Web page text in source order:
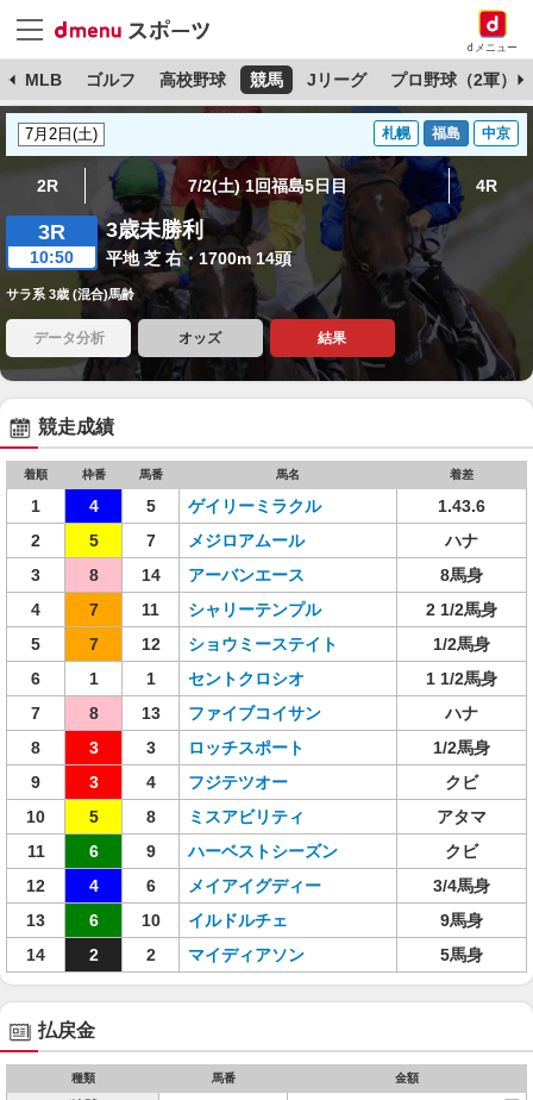
dメニュー
MLB ゴルフ 高校野球 競馬 Jリーグ プロ野球（2軍）
札幌 福島 中京
2R 7/2(土) 1回福島5日目 4R
3R
10:50
3歳未勝利
平地 芝 右・1700m 14頭
サラ系 3歳 (混合)馬齢
データ分析 オッズ 結果
競走成績
着順 枠番 馬番 馬名 着差
1 4 5 ゲイリーミラクル
1.43.6
2
5 7 メジロアムール
ハナ
3
8 14 アーバンエース
8馬身
4
7 11 シャリーテンプル
2 1/2馬身
5
7 12 ショウミーステイト
1/2馬身
6
1 1 セントクロシオ
1 1/2馬身
7
8 13 ファイブコイサン
ハナ
8
3 3 ロッチスポート
1/2馬身
9
3 4 フジテツオー
クビ
10
5 8 ミスアビリティ
アタマ
11
6 9 ハーベストシーズン
クビ
12
4 6 メイアイグディー
3/4馬身
13
6 10 イルドルチェ
9馬身
14
2 2 マイディアソン 5馬身
払戻金
種類 馬番 金額